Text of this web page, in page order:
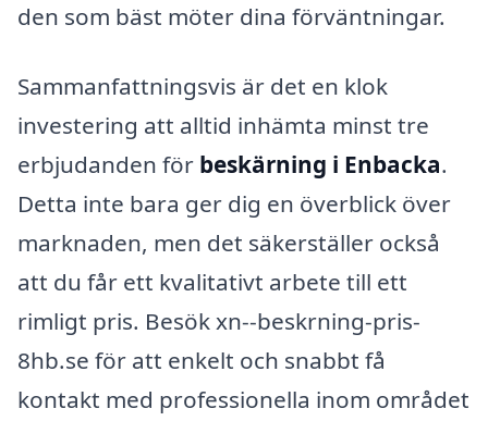
den som bäst möter dina förväntningar.
Sammanfattningsvis är det en klok
investering att alltid inhämta minst tre
erbjudanden för beskärning i Enbacka.
Detta inte bara ger dig en överblick över
marknaden, men det säkerställer också
att du får ett kvalitativt arbete till ett
rimligt pris. Besök xn--beskrning-pris-
8hb.se för att enkelt och snabbt få
kontakt med professionella inom området